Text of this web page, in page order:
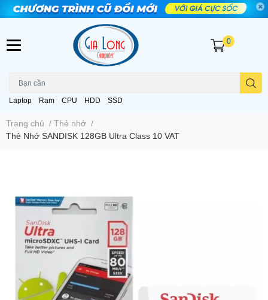
Laptop Ram CPU HDD SSD
0
Trang chủ / Thẻ nhớ /
Thẻ Nhớ SANDISK 128GB Ultra Class 10 VAT